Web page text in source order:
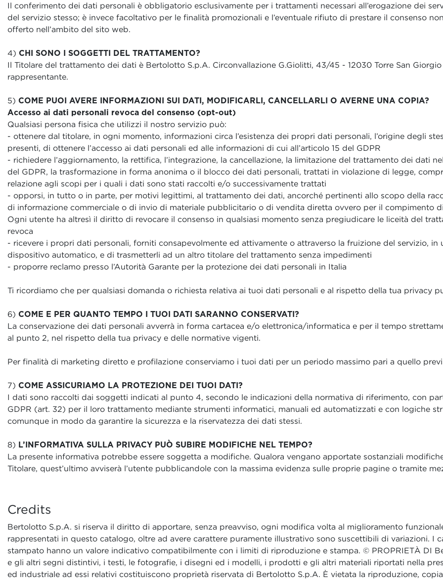
Il conferimento dei dati personali è obbligatorio esclusivamente per i trattamenti necessari all’erogazione dei
del servizio stesso; è invece facoltativo per le finalità promozionali e l’eventuale rifiuto di prestare il consenso
offerto nell’ambito del sito web.
4) CHI SONO I SOGGETTI DEL TRATTAMENTO?
Il Titolare del trattamento dei dati è Bertolotto S.p.A. Circonvallazione G.Giolitti, 43/45 - 12030 Torre San
rappresentante.
5) COME PUOI AVERE INFORMAZIONI SUI DATI, MODIFICARLI, CANCELLARLI O AVERNE UNA COPIA?
Accesso ai dati personali revoca del consenso (opt-out)
Qualsiasi persona fisica che utilizzi il nostro servizio può:
- ottenere dal titolare, in ogni momento, informazioni circa l’esistenza dei propri dati personali, l’origine degli
presenti, di ottenere l’accesso ai dati personali ed alle informazioni di cui all’articolo 15 del GDPR
- richiedere l’aggiornamento, la rettifica, l’integrazione, la cancellazione, la limitazione del trattamento dei dati
del GDPR, la trasformazione in forma anonima o il blocco dei dati personali, trattati in violazione di legge,
relazione agli scopi per i quali i dati sono stati raccolti e/o successivamente trattati
- opporsi, in tutto o in parte, per motivi legittimi, al trattamento dei dati, ancorché pertinenti allo scopo della
di informazione commerciale o di invio di materiale pubblicitario o di vendita diretta ovvero per il compimento
Ogni utente ha altresì il diritto di revocare il consenso in qualsiasi momento senza pregiudicare le liceità del
revoca
- ricevere i propri dati personali, forniti consapevolmente ed attivamente o attraverso la fruizione del servizio,
dispositivo automatico, e di trasmetterli ad un altro titolare del trattamento senza impedimenti
- proporre reclamo presso l’Autorità Garante per la protezione dei dati personali in Italia
Ti ricordiamo che per qualsiasi domanda o richiesta relativa ai tuoi dati personali e al rispetto della tua privacy
6) COME E PER QUANTO TEMPO I TUOI DATI SARANNO CONSERVATI?
La conservazione dei dati personali avverrà in forma cartacea e/o elettronica/informatica e per il tempo
al punto 2, nel rispetto della tua privacy e delle normative vigenti.
Per finalità di marketing diretto e profilazione conserviamo i tuoi dati per un periodo massimo pari a quello
7) COME ASSICURIAMO LA PROTEZIONE DEI TUOI DATI?
I dati sono raccolti dai soggetti indicati al punto 4, secondo le indicazioni della normativa di riferimento, con
GDPR (art. 32) per il loro trattamento mediante strumenti informatici, manuali ed automatizzati e con logiche
comunque in modo da garantire la sicurezza e la riservatezza dei dati stessi.
8) L’INFORMATIVA SULLA PRIVACY PUÒ SUBIRE MODIFICHE NEL TEMPO?
La presente informativa potrebbe essere soggetta a modifiche. Qualora vengano apportate sostanziali
Titolare, quest’ultimo avviserà l’utente pubblicandole con la massima evidenza sulle proprie pagine o tramite
Credits
Bertolotto S.p.A. si riserva il diritto di apportare, senza preavviso, ogni modifica volta al miglioramento
rappresentati in questo catalogo, oltre ad avere carattere puramente illustrativo sono suscettibili di variazioni. I
stampato hanno un valore indicativo compatibilmente con i limiti di riproduzione e stampa. © PROPRIETÀ DI
e gli altri segni distintivi, i testi, le fotografie, i disegni ed i modelli, i prodotti e gli altri materiali riportati nella
ed industriale ad essi relativi costituiscono proprietà riservata di Bertolotto S.p.A. È vietata la riproduzione,